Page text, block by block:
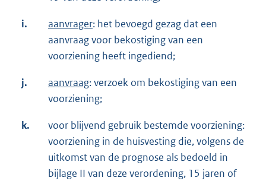
i. aanvrager: het bevoegd gezag dat een
aanvraag voor bekostiging van een
voorziening heeft ingediend;
j. aanvraag: verzoek om bekostiging van een
voorziening;
k.
voor blijvend gebruik bestemde voorziening:
voorziening in de huisvesting die, volgens de
uitkomst van de prognose als bedoeld in
bijlage II van deze verordening, 15 jaren of